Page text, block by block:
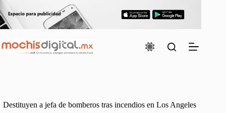
Saltar
al
contenido
Destituyen a jefa de bomberos tras incendios en Los Angeles